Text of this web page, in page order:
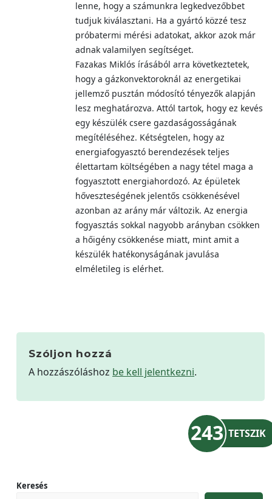
lenne, hogy a számunkra legkedvezőbbet
tudjuk kiválasztani. Ha a gyártó közzé tesz
próbatermi mérési adatokat, akkor azok már
adnak valamilyen segítséget.
Fazakas Miklós írásából arra következtetek,
hogy a gázkonvektoroknál az energetikai
jellemző pusztán módosító tényezők alapján
lesz meghatározva. Attól tartok, hogy ez kevés
egy készülék csere gazdaságosságának
megítéléséhez. Kétségtelen, hogy az
energiafogyasztó berendezések teljes
élettartam költségében a nagy tétel maga a
fogyasztott energiahordozó. Az épületek
hőveszteségének jelentős csökkenésével
azonban az arány már változik. Az energia
fogyasztás sokkal nagyobb arányban csökken
a hőigény csökkenése miatt, mint amit a
készülék hatékonyságának javulása
elméletileg is elérhet.
Szóljon hozzá
A hozzászóláshoz be kell jelentkezni.
243 TETSZIK
Keresés